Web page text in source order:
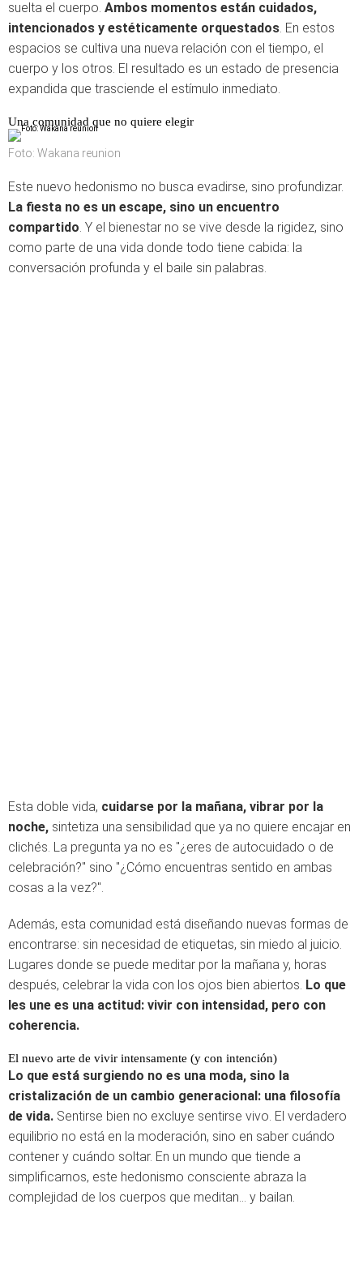
suelta el cuerpo. Ambos momentos están cuidados,
intencionados y estéticamente orquestados. En estos
espacios se cultiva una nueva relación con el tiempo, el
cuerpo y los otros. El resultado es un estado de presencia
expandida que trasciende el estímulo inmediato.
Una comunidad que no quiere elegir
Foto: Wakana reunion
Este nuevo hedonismo no busca evadirse, sino profundizar.
La fiesta no es un escape, sino un encuentro
compartido. Y el bienestar no se vive desde la rigidez, sino
como parte de una vida donde todo tiene cabida: la
conversación profunda y el baile sin palabras.
Esta doble vida, cuidarse por la mañana, vibrar por la
noche, sintetiza una sensibilidad que ya no quiere encajar en
clichés. La pregunta ya no es "¿eres de autocuidado o de
celebración?" sino "¿Cómo encuentras sentido en ambas
cosas a la vez?".
Además, esta comunidad está diseñando nuevas formas de
encontrarse: sin necesidad de etiquetas, sin miedo al juicio.
Lugares donde se puede meditar por la mañana y, horas
después, celebrar la vida con los ojos bien abiertos. Lo que
les une es una actitud: vivir con intensidad, pero con
coherencia.
El nuevo arte de vivir intensamente (y con intención)
Lo que está surgiendo no es una moda, sino la
cristalización de un cambio generacional: una filosofía
de vida. Sentirse bien no excluye sentirse vivo. El verdadero
equilibrio no está en la moderación, sino en saber cuándo
contener y cuándo soltar. En un mundo que tiende a
simplificarnos, este hedonismo consciente abraza la
complejidad de los cuerpos que meditan… y bailan.